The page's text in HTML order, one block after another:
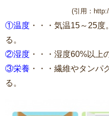
(引用：
①温度 ・・・気温15～25
る。
②湿度 ・・・湿度60%以上
③栄養 ・・・繊維やタンパ
る。